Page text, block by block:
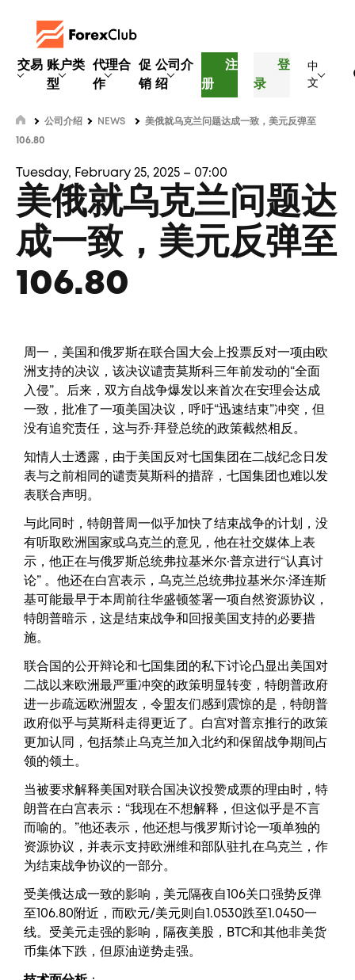
交易 账户类
型
代理合
作
促
销
公司介
绍
注
册
登
录
中
文
公司介绍 NEWS 美俄就乌克兰问题达成一致，美元反弹至
106.80
Tuesday, February 25, 2025 – 07:00
美俄就乌克兰问题达
成一致，美元反弹至
106.80
周一，美国和俄罗斯在联合国大会上投票反对一项由欧
洲支持的决议，该决议谴责莫斯科三年前发动的“全面
入侵”。后来，双方自战争爆发以来首次在安理会达成
一致，批准了一项美国决议，呼吁“迅速结束”冲突，但
没有追究责任，这与乔·拜登总统的政策截然相反。
知情人士透露，由于美国反对七国集团在二战纪念日发
表与之前相同的谴责莫斯科的措辞，七国集团也难以发
表联合声明。
与此同时，特朗普周一似乎加快了结束战争的计划，没
有听取欧洲国家或乌克兰的意见，他在社交媒体上表
示，他正在与俄罗斯总统弗拉基米尔·普京进行“认真讨
论” 。他还在白宫表示，乌克兰总统弗拉基米尔·泽连斯
基可能最早于本周前往华盛顿签署一项自然资源协议，
特朗普暗示，这是结束战争和回报美国支持的必要措
施。
联合国的公开辩论和七国集团的私下讨论凸显出美国对
二战以来欧洲最严重冲突的政策明显转变，特朗普政府
进一步疏远欧洲盟友，令盟友们感到震惊的是，特朗普
政府似乎与莫斯科走得更近了。白宫对普京推行的政策
更加认同，包括禁止乌克兰加入北约和保留战争期间占
领的领土。
当被要求解释美国对联合国决议投赞成票的理由时，特
朗普在白宫表示：“我现在不想解释，但这似乎是不言
而喻的。”他还表示，他还想与俄罗斯讨论一项单独的
资源协议，并表示支持欧洲维和部队驻扎在乌克兰，作
为结束战争协议的一部分。
受美俄达成一致的影响，美元隔夜自106关口强势反弹
至106.80附近，而欧元/美元则自1.0530跌至1.0450一
线。受美元走强的影响，隔夜美股，BTC和其他非美货
币集体下跌，但原油逆势走强。